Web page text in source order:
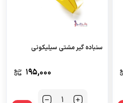
سنباده گیر مشتی سیلیکونی
195,000